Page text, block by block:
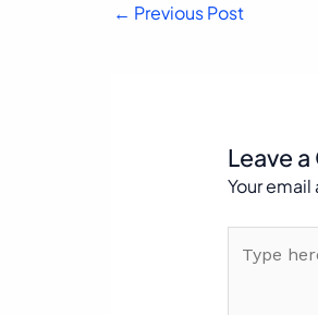
← Previous Post
Leave
Your
here..